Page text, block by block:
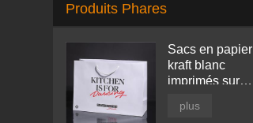
Produits Phares
Sacs en papier
kraft blanc
imprimés sur
plus